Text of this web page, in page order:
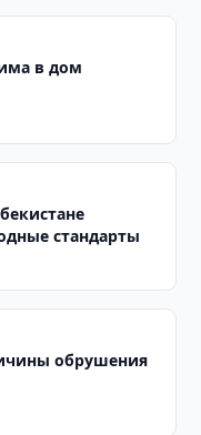
в дом
стандарты
обрушения